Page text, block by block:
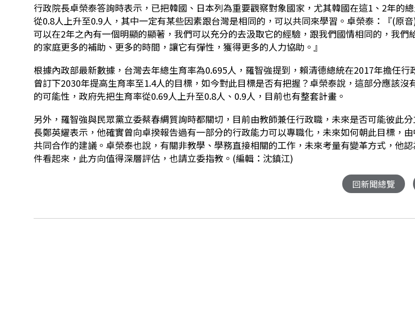
行政院長卓榮泰答詢時表示，已把韓國、日本列為重要觀察對象國家，尤其韓國在這1 、 2年的
從0.8人上升至0.9人，其中一定有某些因素跟台灣是相同的，可以共同來學習。卓榮泰：『(原音
可以在2年之內有一個明顯的顯著，我們可以充分的去汲取它的經驗，跟我們國情相同的，我們
的家庭更多的補助、更多的時間，讓它有彈性，獲得更多的人力協助。』
根據內政部最新數據，台灣去年總生育率為0.695人，羅智強提到，賴清德總統在2017年擔任行
曾訂下2030年提高生育率至1.4人的目標，如今對此目標是否有把握？卓榮泰說，這部分應該沒
的可能性，政府先把生育率從0.69人上升至0.8人、 0.9人，目前也有整套計畫。
另外，羅智強與民眾黨立委蔡春綢質詢時都關切，目前由教師兼任行政職，未來是否可能彼此
長鄭英耀表示，他確實曾向卓揆報告過有一部分的行政能力可以專職化，未來如何朝此目標，
共同合作的建議。卓榮泰也說，有關非教學、學務直接相關的工作，未來考量有變革方式，他
件看起來，此方向值得深層評估，也請立委指教。(編輯：沈鎮江)
回新聞總覽